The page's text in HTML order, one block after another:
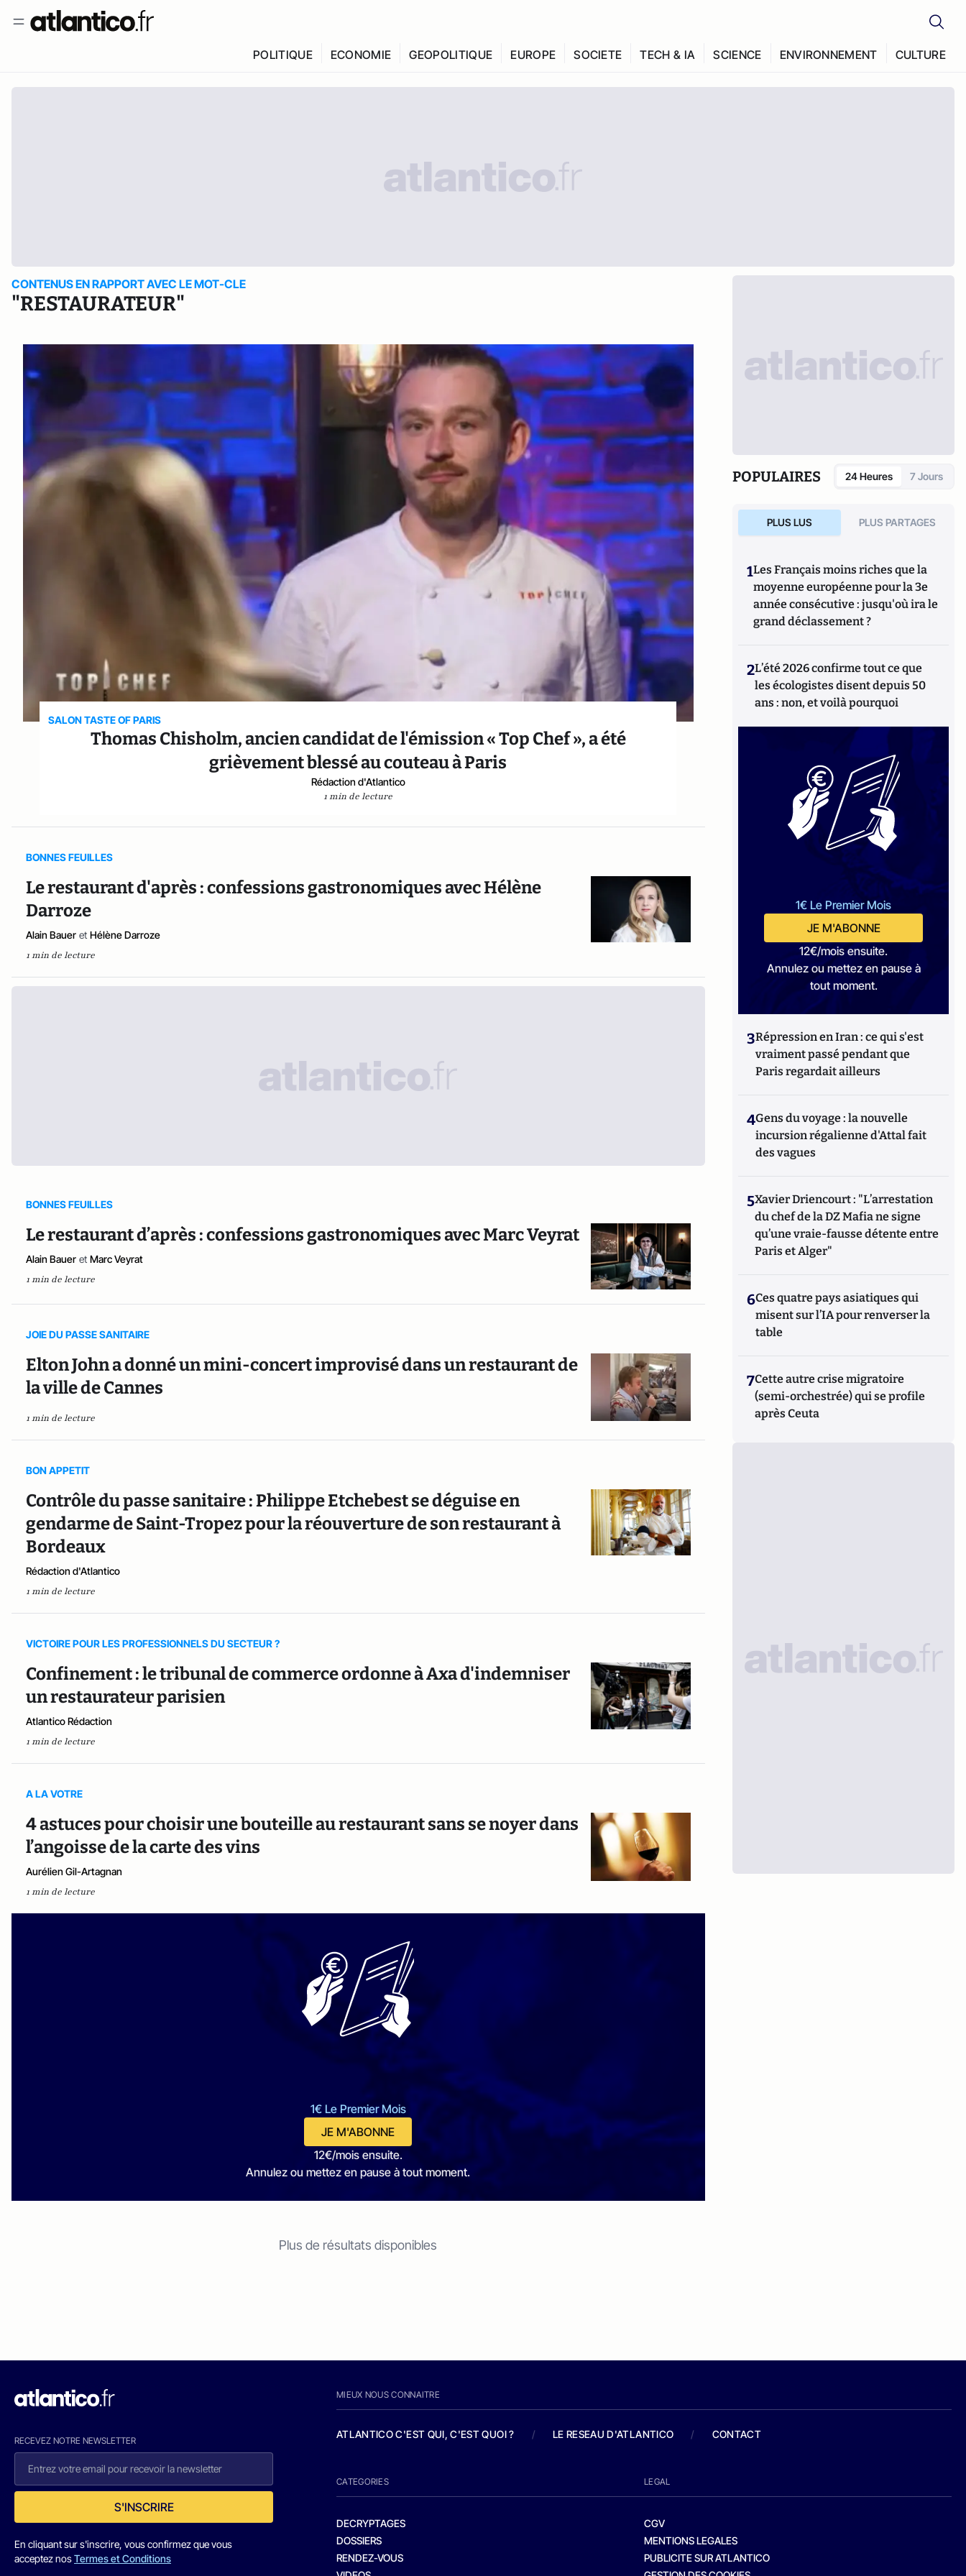
POLITIQUE ECONOMIE GEOPOLITIQUE EUROPE SOCIETE TECH & IA SCIENCE ENVIRONNEMENT CULTURE
CONTENUS EN RAPPORT AVEC LE MOT-CLE
"RESTAURATEUR"
SALON TASTE OF PARIS
Thomas Chisholm, ancien candidat de l'émission « Top Chef », a été
grièvement blessé au couteau à Paris
Rédaction d'Atlantico
1 min de lecture
BONNES FEUILLES
Le restaurant d'après : confessions gastronomiques avec Hélène
Darroze
Alain Bauer et Hélène Darroze
1 min de lecture
BONNES FEUILLES
Le restaurant d’après : confessions gastronomiques avec Marc Veyrat
Alain Bauer et Marc Veyrat
1 min de lecture
JOIE DU PASSE SANITAIRE
Elton John a donné un mini-concert improvisé dans un restaurant de
la ville de Cannes
1 min de lecture
BON APPETIT
Contrôle du passe sanitaire : Philippe Etchebest se déguise en
gendarme de Saint-Tropez pour la réouverture de son restaurant à
Bordeaux
Rédaction d'Atlantico
1 min de lecture
VICTOIRE POUR LES PROFESSIONNELS DU SECTEUR ?
Confinement : le tribunal de commerce ordonne à Axa d'indemniser
un restaurateur parisien
Atlantico Rédaction
1 min de lecture
A LA VOTRE
4 astuces pour choisir une bouteille au restaurant sans se noyer dans
l’angoisse de la carte des vins
Aurélien Gil-Artagnan
1 min de lecture
1€ Le Premier Mois
JE M'ABONNE
12€/mois ensuite.
Annulez ou mettez en pause à tout moment.
Plus de résultats disponibles
POPULAIRES 24 Heures 7 Jours
PLUS LUS PLUS PARTAGES
1Les Français moins riches que la
moyenne européenne pour la 3e
année consécutive : jusqu'où ira le
grand déclassement ?
2L’été 2026 confirme tout ce que
les écologistes disent depuis 50
ans : non, et voilà pourquoi
1€ Le Premier Mois
JE M'ABONNE
12€/mois ensuite.
Annulez ou mettez en pause à
tout moment.
3Répression en Iran : ce qui s'est
vraiment passé pendant que
Paris regardait ailleurs
4Gens du voyage : la nouvelle
incursion régalienne d'Attal fait
des vagues
5Xavier Driencourt : "L’arrestation
du chef de la DZ Mafia ne signe
qu’une vraie-fausse détente entre
Paris et Alger"
6Ces quatre pays asiatiques qui
misent sur l’IA pour renverser la
table
7Cette autre crise migratoire
(semi-orchestrée) qui se profile
après Ceuta
RECEVEZ NOTRE NEWSLETTER
S'INSCRIRE
En cliquant sur s'inscrire, vous confirmez que vous
acceptez nosTermes et Conditions
MIEUX NOUS CONNAITRE
ATLANTICO C'EST QUI, C'EST QUOI ? / LE RESEAU D'ATLANTICO / CONTACT
CATEGORIES
DECRYPTAGES
DOSSIERS
RENDEZ-VOUS
LEGAL
CGV
MENTIONS LEGALES
PUBLICITE SUR ATLANTICO